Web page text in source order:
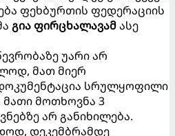
ფეხბურთის ფედერაციის
გია ფირცხალავამასე
უარი არ
მათ მიერ
სრულყოფილი
მოთხოვნა 3
არ განიხილება.
დეკემბრამდე